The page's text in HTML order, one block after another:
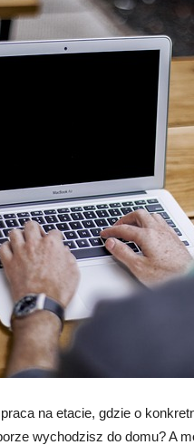
na etacie, gdzie o
wychodzisz do domu? A